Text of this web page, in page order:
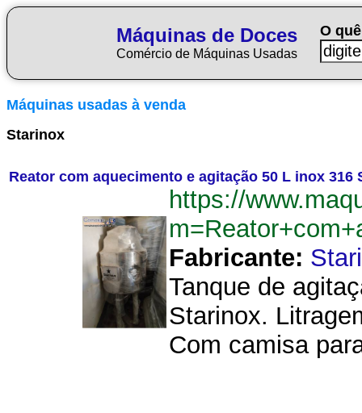
Máquinas de Doces
Comércio de Máquinas Usadas
O
Máquinas usadas à venda
Starinox
Reator com aquecimento e agitação 50 L inox 316
https://
Fabricante:
Tanque de
Starinox.
Com camisa